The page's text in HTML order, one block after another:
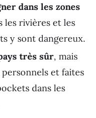
dans les zones
les rivières et les
y sont dangereux.
très sûr, mais
et faites
dans les